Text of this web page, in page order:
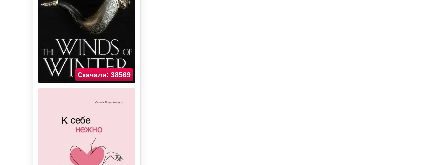
Скачали: 38569